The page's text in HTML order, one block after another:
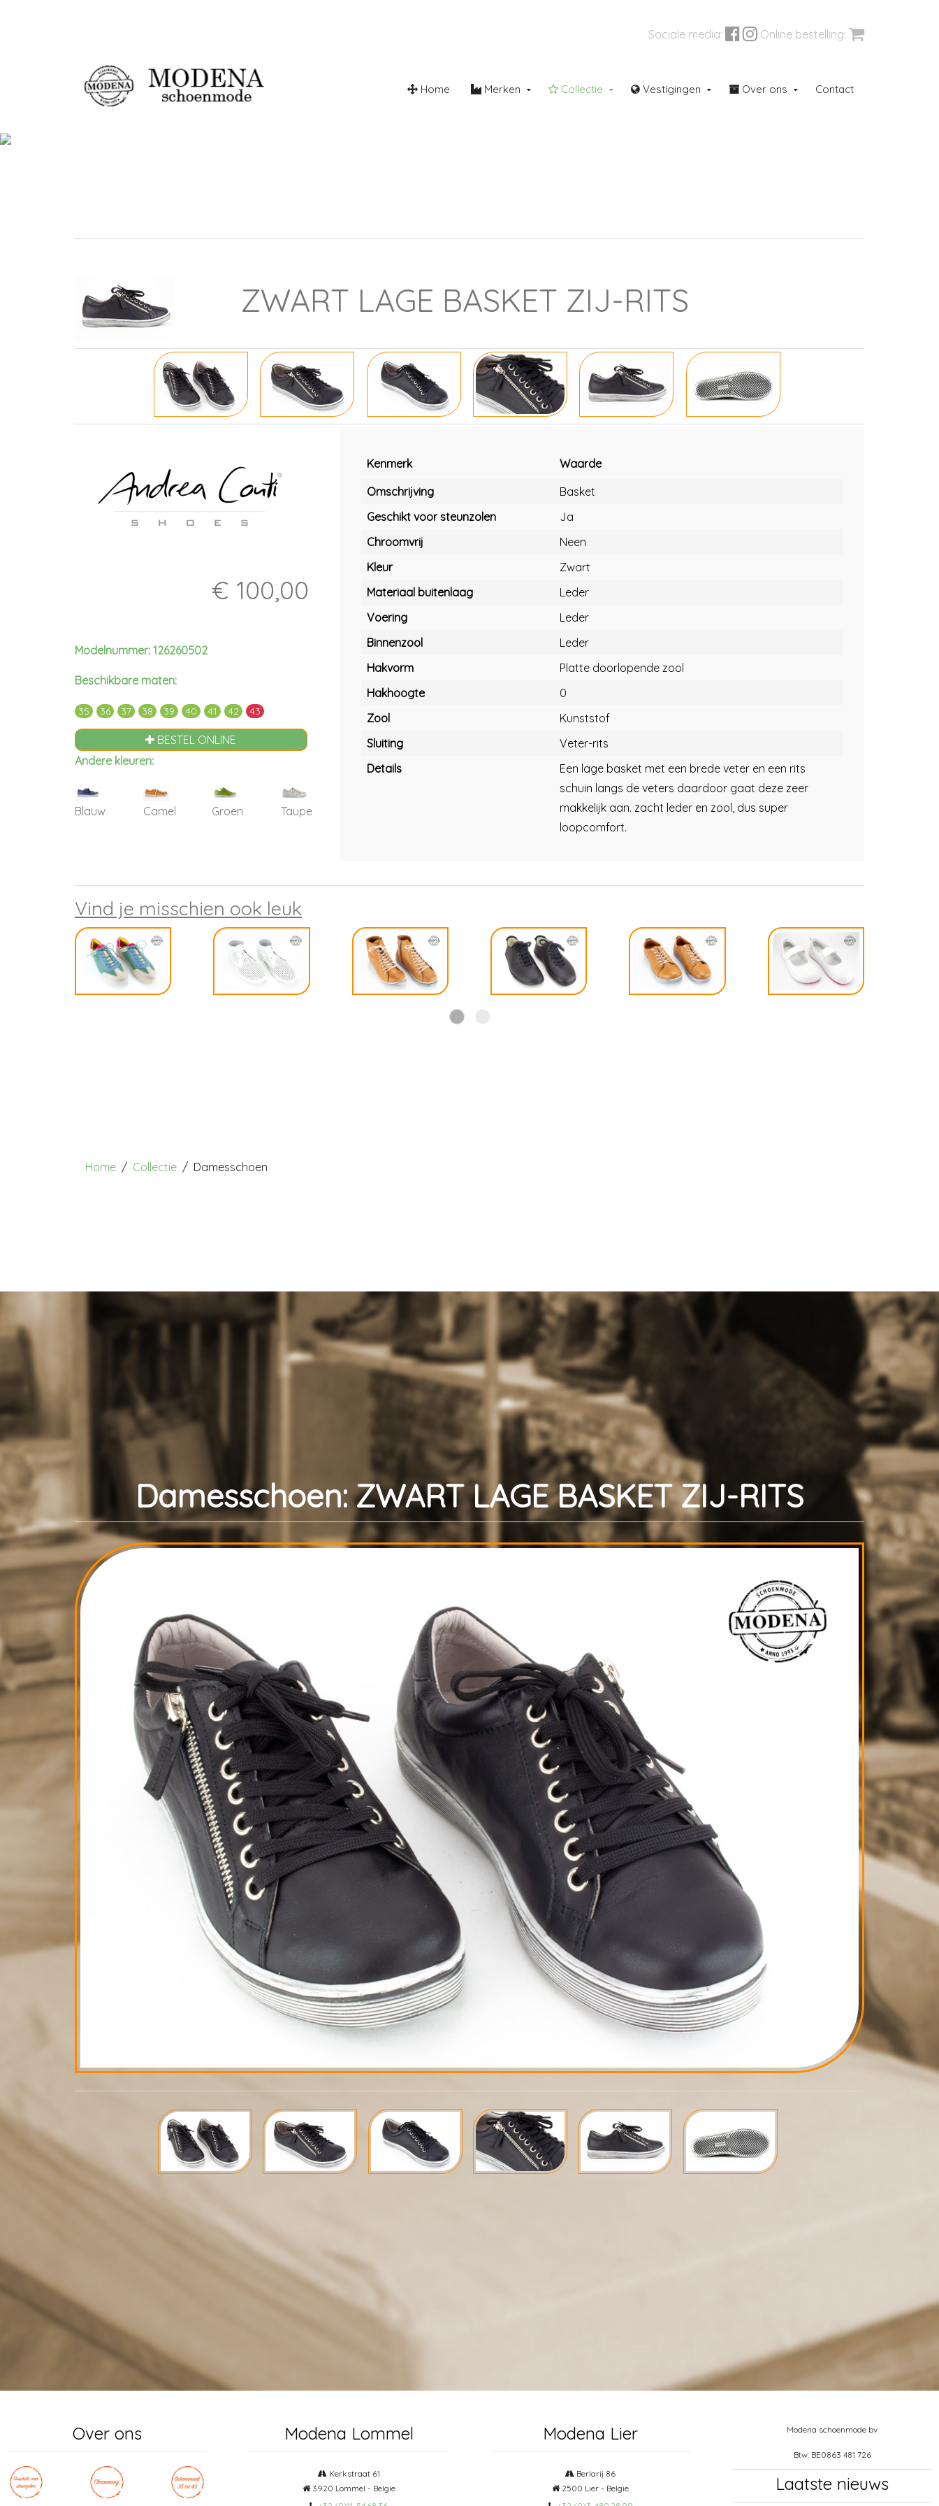
Sociale media: Online bestelling:
Home Merken Collectie Vestigingen Over ons Contact
ZWART LAGE BASKET ZIJ-RITS
€ 100,00
Modelnummer: 126260502
Beschikbare maten:
35 36 37 38 39 40 41 42 43
BESTEL ONLINE
Andere kleuren:
Blauw Camel Groen Taupe
Kenmerk
Waarde
Omschrijving
Basket
Geschikt voor steunzolen
Ja
Chroomvrij
Neen
Kleur
Zwart
Materiaal buitenlaag
Leder
Voering
Leder
Binnenzool
Leder
Hakvorm
Platte doorlopende zool
Hakhoogte
0
Zool
Kunststof
Sluiting
Veter-rits
Details
Een lage basket met een brede veter en een rits
schuin langs de veters daardoor gaat deze zeer
makkelijk aan. zacht leder en zool, dus super
loopcomfort.
Vind je misschien ook leuk
Home Collectie Damesschoen
Damesschoen: ZWART LAGE BASKET ZIJ-RITS
Over ons Modena Lommel
Kerkstraat 61
3920 Lommel - Belgie
Modena Lier
Berlarij 86
2500 Lier - Belgie
Modena schoenmode bv
Btw: BE0863 481 726
Laatste nieuws